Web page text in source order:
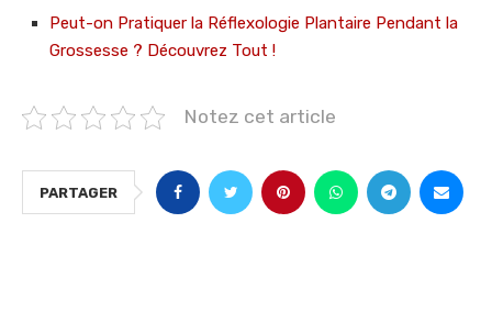
Peut-on Pratiquer la Réflexologie Plantaire Pendant la
Grossesse ? Découvrez Tout !
Notez cet article
PARTAGER